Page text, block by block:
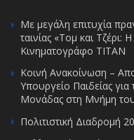
Με μεγάλη επιτυχία
ταινίας «Τομ και
Κινηματογράφο ΤΙΤΑΝ
Κοινή Ανακοίνωση –
Υπουργείο Παιδείας
Μονάδας στη Μνήμη
Πολιτιστική Διαδρομή